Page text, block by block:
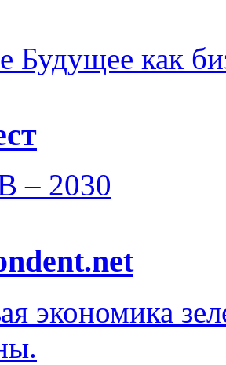
Будущее как
– 2030
экономика